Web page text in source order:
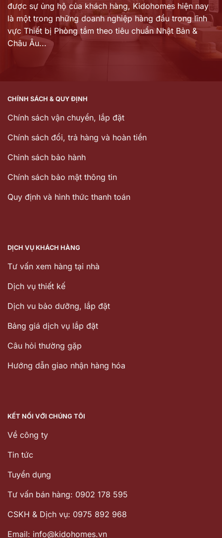
được sự ủng hộ của khách hàng, Kidohomes hiện nay
là một trong những doanh nghiệp hàng đầu trong lĩnh
vực Thiết bị Phòng tắm theo tiêu chuẩn Nhật Bản &
Châu Âu...
CHÍNH SÁCH & QUY ĐỊNH
Chính sách vận chuyển, lắp đặt
Chính sách đổi, trả hàng và hoàn tiền
Chinh sách bảo hành
Chính sách bảo mật thông tin
Quy định và hình thức thanh toán
DỊCH VỤ KHÁCH HÀNG
Tư vấn xem hàng tại nhà
Dịch vụ thiết kế
Dịch vu bảo dưỡng, lắp đặt
Bảng giá dịch vụ lắp đặt
Câu hỏi thường gặp
Hướng dẫn giao nhận hàng hóa
KẾT NỐI VỚI CHÚNG TÔI
Về công ty
Tin tức
Tuyển dụng
Tư vấn bán hàng: 0902 178 595
CSKH & Dịch vụ: 0975 892 968
Email: info@kidohomes.vn